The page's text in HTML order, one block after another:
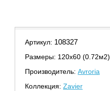
Артикул: 108327
Размеры: 120х60 (0.72м2)
Производитель: Avroria
Коллекция: Zavier